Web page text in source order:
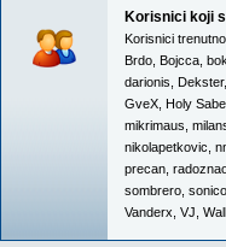
Korisnici koji
Korisnici
Brdo Bojcca
darionis Dekster,
GveX Holy
mikrimaus
nikolapetkovic
precan
sombrero sonico
Vanderx VJ